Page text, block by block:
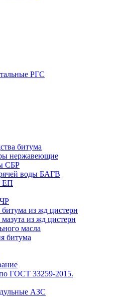
РГС
битума
нержавеющие
СБР
воды БАГВ
ЕП
из жд цистерн
из жд цистерн
масла
битума
ГОСТ 33259-2015.
АЗС